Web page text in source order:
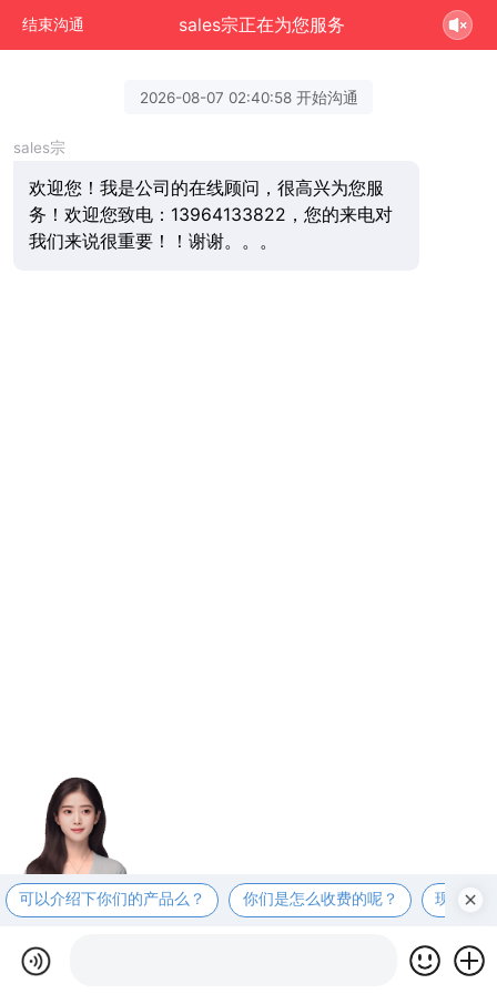
结束沟通 sales宗正在为您服务
2026-08-07 02:40:58 开始沟通
sales宗
欢迎您！我是公司的在线顾问，很高兴为您服
务！欢迎您致电：13964133822，您的来电对
我们来说很重要！！谢谢。。。
可以介绍下你们的产品么？ 你们是怎么收费的呢？ 现在有